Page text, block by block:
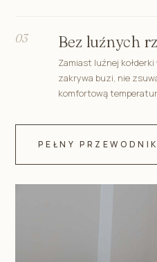
03 Bez luźnych
Zamiast luźnej
zakrywa buzi, nie
komfortową
PEŁNY